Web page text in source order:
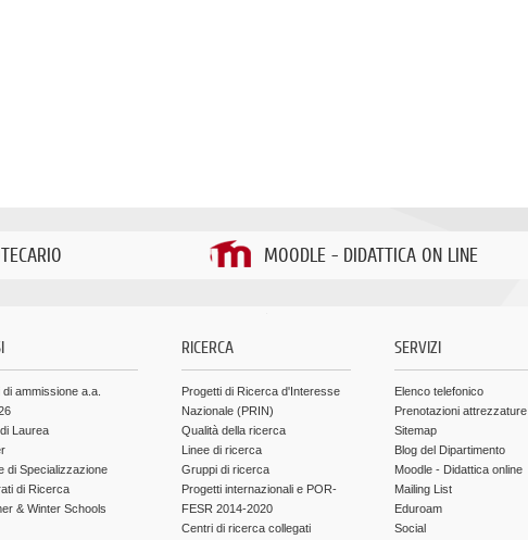
MOODLE - DIDATTICA ON LINE
ammissione a.a.
Laurea
di Specializzazione
di Ricerca
& Winter Schools
RICERCA
Progetti di Ricerca d'Interesse
Nazionale (PRIN)
Qualità della ricerca
Linee di ricerca
Gruppi di ricerca
Progetti internazionali e POR-
FESR 2014-2020
Centri di ricerca collegati
SERVIZI
Elenco telefonico
Prenotazioni attrezzature
Sitemap
Blog del Dipartimento
Moodle - Didattica online
Mailing List
Eduroam
Social